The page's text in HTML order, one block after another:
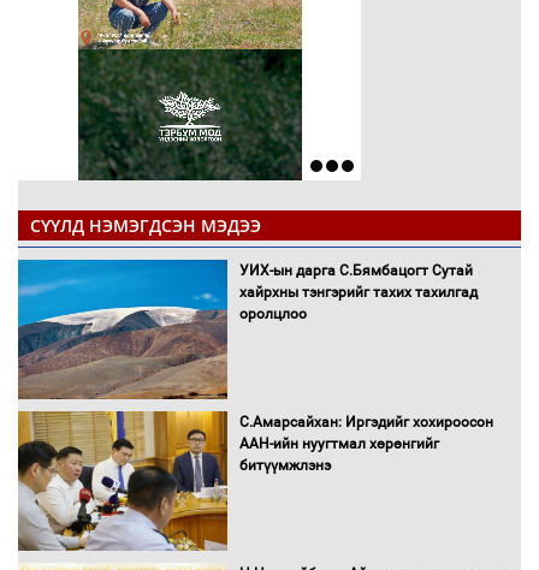
СҮҮЛД НЭМЭГДСЭН МЭДЭЭ
УИХ-ын дарга С.Бямбацогт Сутай
хайрхны тэнгэрийг тахих тахилгад
оролцлоо
С.Амарсайхан: Иргэдийг хохироосон
ААН-ийн нуугтмал хөрөнгийг
битүүмжлэнэ